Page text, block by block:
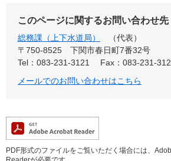
このページに関するお問い合わせ先
総務課（上下水道局）
代表
〒750-8525
下関市春日町7番32号
Tel：083-231-3121
Fax：083-231-
メールでのお問い合わせはこちら
PDF形式のファイルをご覧いただく場合には、